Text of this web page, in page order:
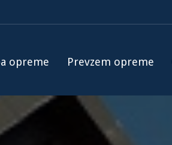
opreme Prevzem opreme